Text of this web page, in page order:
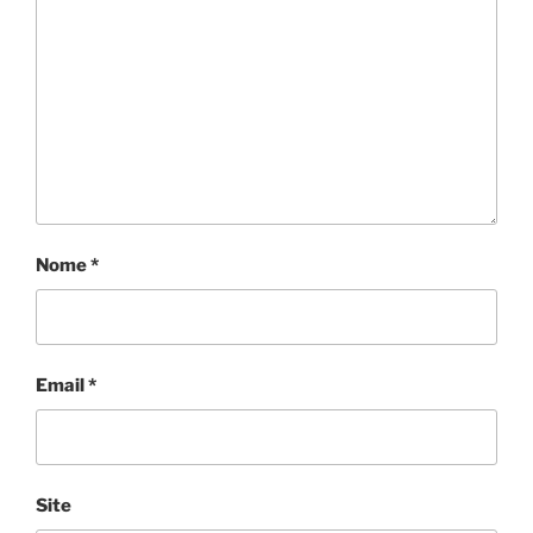
Nome*
Email*
Site